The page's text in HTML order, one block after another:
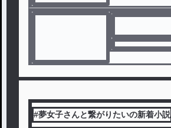
#夢女子さんと繋がりたいの新着小説